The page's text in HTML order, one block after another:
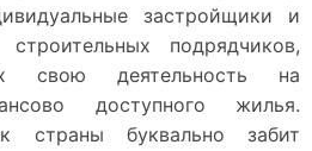
застройщики и
подрядчиков,
свою деятельность на
доступного жилья.
страны буквально забит